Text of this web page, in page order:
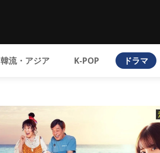
韓流・アジア K-POP ドラマ